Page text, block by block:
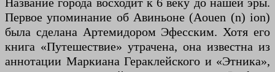
Первое упоминание об Авиньоне (Aouen (n) ion)
была сделана Артемидором Эфесским. Хотя его
книга «Путешествие» утрачена, она известна из
аннотации Маркиана Гераклейского и «Этника»,